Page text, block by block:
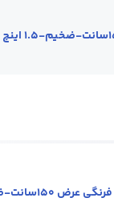
150سانت-ضخیم-1.5 اینچ